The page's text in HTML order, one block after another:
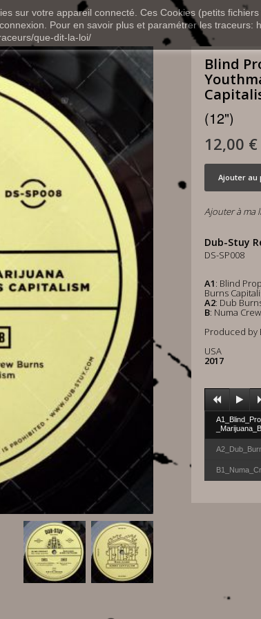
sur votre appareil connecté. Ces Cookies (petits
Pour en savoir plus et paramétrer les traceurs:
que-dit-la-loi/
Blind
(12")
12,00 €
Ajouter au
Ajouter à ma
Dub-Stuy
DS-SP008
A1: Blind
Burns
A2: Dub
B: Numa
Produced by
USA
2017